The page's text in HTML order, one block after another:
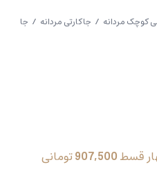
کوچک مردانه / جاکارتی مردانه / جا
قسط907,500تومانی